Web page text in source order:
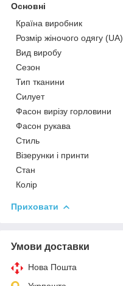
Основні
Країна виробник
Розмір жіночого одягу (UA)
Вид виробу
Сезон
Тип тканини
Силует
Фасон вирізу горловини
Фасон рукава
Стиль
Візерунки і принти
Стан
Колір
Приховати
Умови доставки
Нова Пошта